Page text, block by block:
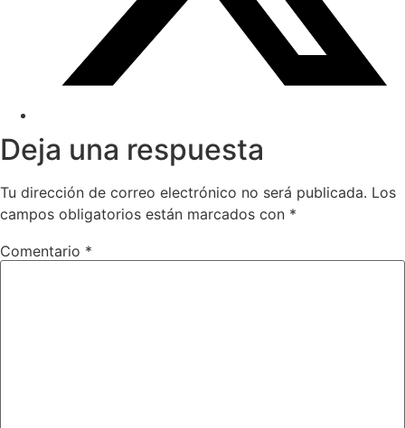
Deja una respuesta
Tu dirección de correo electrónico no será publicada. Los
campos obligatorios están marcados con *
Comentario *